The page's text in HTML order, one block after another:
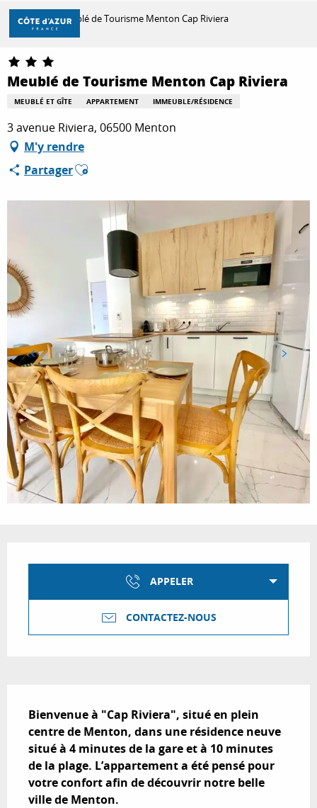
Aller
contenu
principal
DÉCOUVRIR
À FAIRE
SÉJOURNER
Accueil Meublé de Tourisme Menton Cap Riviera
Meublé de Tourisme Menton Cap Riviera
MEUBLÉ ET GÎTE APPARTEMENT IMMEUBLE/RÉSIDENCE
3 avenue Riviera, 06500 Menton
M'y rendre
PartagerAjouter aux favoris
APPELER
CONTACTEZ-NOUS
Bienvenue à "Cap Riviera", situé en plein
centre de Menton, dans une résidence neuve
situé à 4 minutes de la gare et à 10 minutes
de la plage. L’appartement a été pensé pour
votre confort afin de découvrir notre belle
ville de Menton.